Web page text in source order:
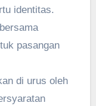
identitas.
pasangan
di urus oleh